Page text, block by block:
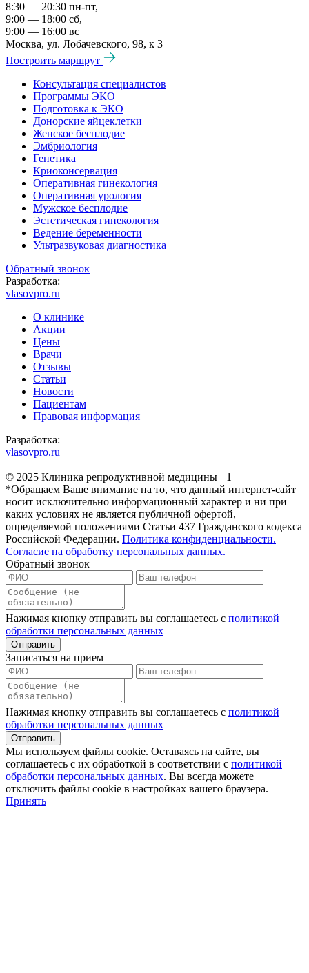
8:30 — 20:30 пн-пт,
9:00 — 18:00 сб,
9:00 — 16:00 вс
Москва, ул. Лобачевского, 98, к 3
Построить маршрут
Консультация специалистов
Программы ЭКО
Подготовка к ЭКО
Донорские яйцеклетки
Женское бесплодие
Эмбриология
Генетика
Криоконсервация
Оперативная гинекология
Оперативная урология
Мужское бесплодие
Эстетическая гинекология
Ведение беременности
Ультразвуковая диагностика
Обратный звонок
Разработка:
vlasovpro.ru
О клинике
Акции
Цены
Врачи
Отзывы
Статьи
Новости
Пациентам
Правовая информация
Разработка:
vlasovpro.ru
© 2025 Клиника репродуктивной медицины +1
*Обращаем Ваше внимание на то, что данный интернет-сайт
носит исключительно информационный характер и ни при
каких условиях не является публичной офертой,
определяемой положениями Статьи 437 Гражданского кодекса
Российской Федерации. Политика конфиденциальности.
Согласие на обработку персональных данных.
Обратный звонок
Нажимая кнопку отправить вы соглашаетесь с политикой
обработки персональных данных
Записаться на прием
Нажимая кнопку отправить вы соглашаетесь с политикой
обработки персональных данных
Мы используем файлы сookie. Оставаясь на сайте, вы
соглашаетесь с их обработкой в соответствии с политикой
обработки персональных данных. Вы всегда можете
отключить файлы cookie в настройках вашего браузера.
Принять